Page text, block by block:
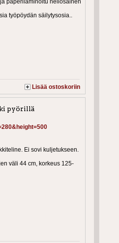
paperilaminoitu neliosainen
työpöydän säilytysosia..
Lisää ostoskoriin
pyörillä
Ei sovi kuljetukseen.
väli 44 cm, korkeus 125-